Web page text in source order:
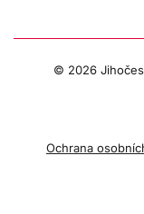
© 2026
Ochrana